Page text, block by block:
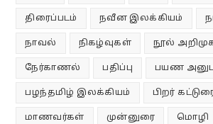
திரைப்படம் நவீன இலக்கியம்
நாவல் நிகழ்வுகள் நூல்
நேர்காணல் பதிப்பு பயண
பழந்தமிழ் இலக்கியம் பிறர்
மாணவர்கள் முன்னுரை மொழி